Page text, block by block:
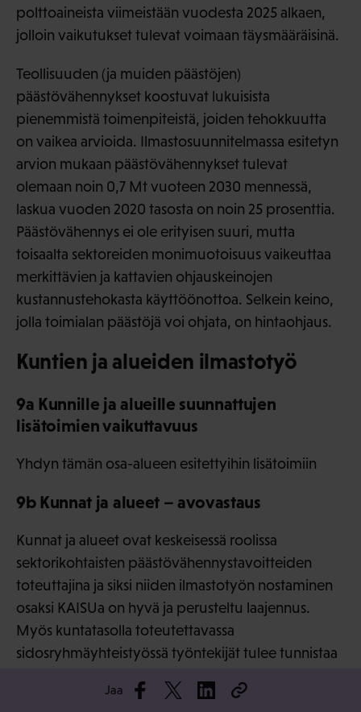
polttoaineista viimeistään vuodesta 2025 alkaen,
jolloin vaikutukset tulevat voimaan täysmääräisinä.
Teollisuuden (ja muiden päästöjen)
päästövähennykset koostuvat lukuisista
pienemmistä toimenpiteistä, joiden tehokkuutta
on vaikea arvioida. Ilmastosuunnitelmassa esitetyn
arvion mukaan päästövähennykset tulevat
olemaan noin 0,7 Mt vuoteen 2030 mennessä,
laskua vuoden 2020 tasosta on noin 25 prosenttia.
Päästövähennys ei ole erityisen suuri, mutta
toisaalta sektoreiden monimuotoisuus vaikeuttaa
merkittävien ja kattavien ohjauskeinojen
kustannustehokasta käyttöönottoa. Selkein keino,
jolla toimialan päästöjä voi ohjata, on hintaohjaus.
Kuntien ja alueiden ilmastotyö
9a Kunnille ja alueille suunnattujen
lisätoimien vaikuttavuus
Yhdyn tämän osa-alueen esitettyihin lisätoimiin
9b Kunnat ja alueet – avovastaus
Kunnat ja alueet ovat keskeisessä roolissa
sektorikohtaisten päästövähennystavoitteiden
toteuttajina ja siksi niiden ilmastotyön nostaminen
osaksi KAISUa on hyvä ja perusteltu laajennus.
Myös kuntatasolla toteutettavassa
sidosryhmäyhteistyössä työntekijät tulee tunnistaa
Ympäristöministeriön Kuntien ilmastoratkaisut -
Jaa